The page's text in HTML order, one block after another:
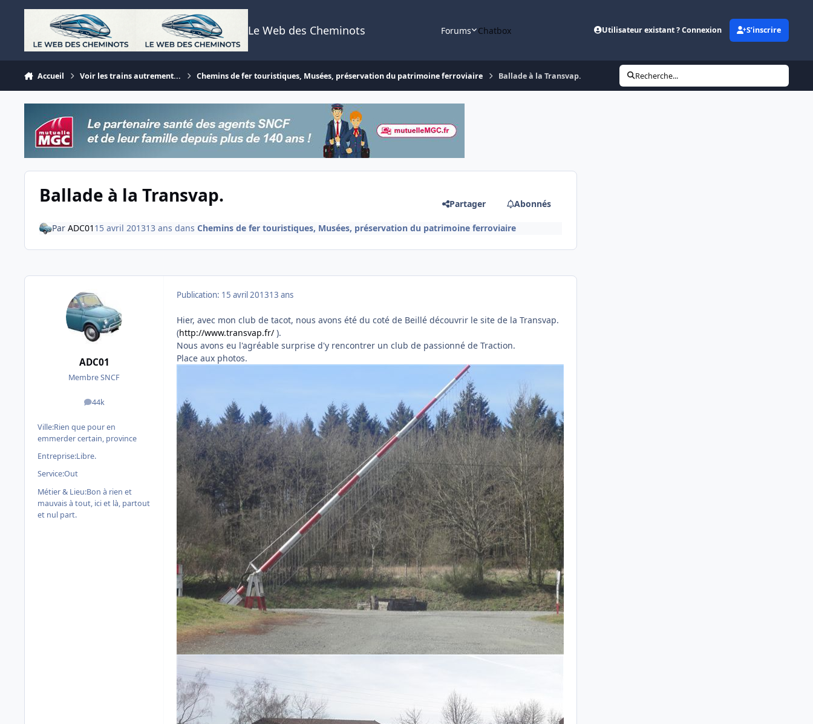
Aller au contenu
Le Web des Cheminots Forums Chatbox Utilisateur existant ? Connexion S’inscrire
Accueil Voir les trains autrement... Chemins de fer touristiques, Musées, préservation du patrimoine ferroviaire Ballade à la Transvap. Recherche...
Ballade à la Transvap. Partager Abonnés
Par ADC01 15 avril 201313 ans dans Chemins de fer touristiques, Musées, préservation du patrimoine ferroviaire
ADC01
Membre SNCF
44k
messages
Ville:Rien que pour en
emmerder certain, province
Entreprise:Libre.
Service:Out
Métier & Lieu:Bon à rien et
mauvais à tout, ici et là, partout
et nul part.
Publication: 15 avril 201313 ans
Hier, avec mon club de tacot, nous avons été du coté de Beillé découvrir le site de la Transvap.
(http://www.transvap.fr/ ).
Nous avons eu l'agréable surprise d'y rencontrer un club de passionné de Traction.
Place aux photos.